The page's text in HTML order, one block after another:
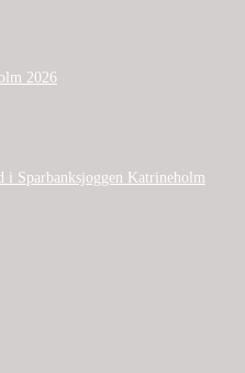
2026
i Sparbanksjoggen Katrineholm